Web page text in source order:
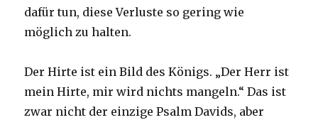
dafür tun, diese Verluste so gering wie
möglich zu halten.
Der Hirte ist ein Bild des Königs. „Der Herr ist
mein Hirte, mir wird nichts mangeln.“ Das ist
zwar nicht der einzige Psalm Davids, aber